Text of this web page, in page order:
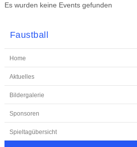
Es wurden keine Events gefunden
Faustball
Home
Aktuelles
Bildergalerie
Sponsoren
Spieltagübersicht